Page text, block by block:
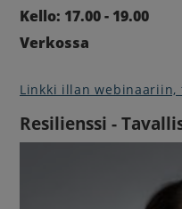
Kello: 17.00 - 19.00
Verkossa
Linkki illan webinaariin,
Resilienssi -